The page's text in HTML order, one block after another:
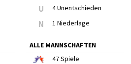
U 4 Unentschieden
N 1 Niederlage
ALLE MANNSCHAFTEN
47Spiele